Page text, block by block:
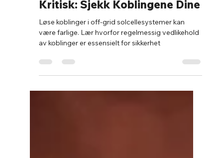
Solcellesystem Vedlikehold Er
Kritisk: Sjekk Koblingene Dine
Løse koblinger i off-grid solcellesystemer kan
av koblinger er essensielt for sikkerhet